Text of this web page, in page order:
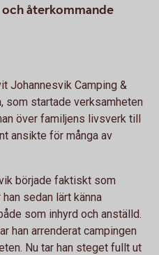
återkommande
Johannesvik Camping &
som startade verksamheten
över familjens livsverk till
ansikte för många av
började faktiskt som
sedan lärt känna
som inhyrd och anställd.
han arrenderat campingen
Nu tar han steget fullt ut